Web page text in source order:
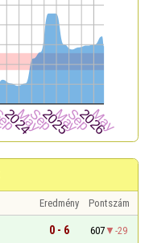
Eredmény
Pontszám
0 - 6 607
-29